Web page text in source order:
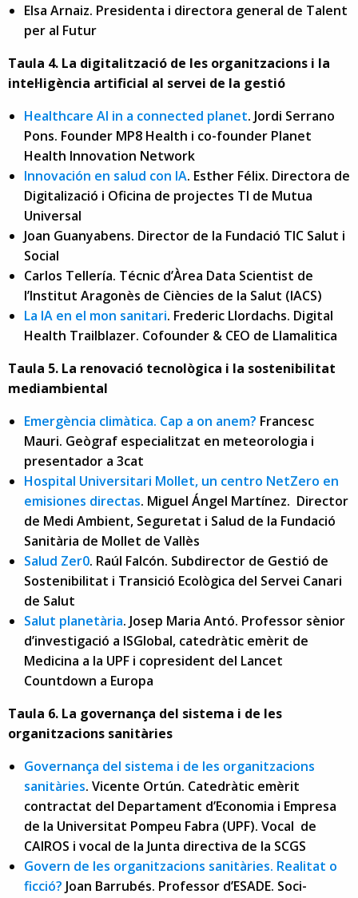
Elsa Arnaiz. Presidenta i directora general de Talent
per al Futur
Taula 4. La digitalització de les organitzacions i la
intel·ligència artificial al servei de la gestió
Healthcare AI in a connected planet. Jordi Serrano
Pons. Founder MP8 Health i co-founder Planet
Health Innovation Network
Innovación en salud con IA. Esther Félix. Directora de
Digitalizació i Oficina de projectes TI de Mutua
Universal
Joan Guanyabens. Director de la Fundació TIC Salut i
Social
Carlos Tellería. Técnic d’Àrea Data Scientist de
l’Institut Aragonès de Ciències de la Salut (IACS)
La IA en el mon sanitari. Frederic Llordachs. Digital
Health Trailblazer. Cofounder & CEO de Llamalitica
Taula 5. La renovació tecnològica i la sostenibilitat
mediambiental
Emergència climàtica. Cap a on anem? Francesc
Mauri. Geògraf especialitzat en meteorologia i
presentador a 3cat
Hospital Universitari Mollet, un centro NetZero en
emisiones directas. Miguel Ángel Martínez. Director
de Medi Ambient, Seguretat i Salud de la Fundació
Sanitària de Mollet de Vallès
Salud Zer0. Raúl Falcón. Subdirector de Gestió de
Sostenibilitat i Transició Ecològica del Servei Canari
de Salut
Salut planetària. Josep Maria Antó. Professor sènior
d’investigació a ISGlobal, catedràtic emèrit de
Medicina a la UPF i copresident del Lancet
Countdown a Europa
Taula 6. La governança del sistema i de les
organitzacions sanitàries
Governança del sistema i de les organitzacions
sanitàries. Vicente Ortún. Catedràtic emèrit
contractat del Departament d’Economia i Empresa
de la Universitat Pompeu Fabra (UPF). Vocal de
CAIROS i vocal de la Junta directiva de la SCGS
Govern de les organitzacions sanitàries. Realitat o
ficció? Joan Barrubés. Professor d’ESADE. Soci-